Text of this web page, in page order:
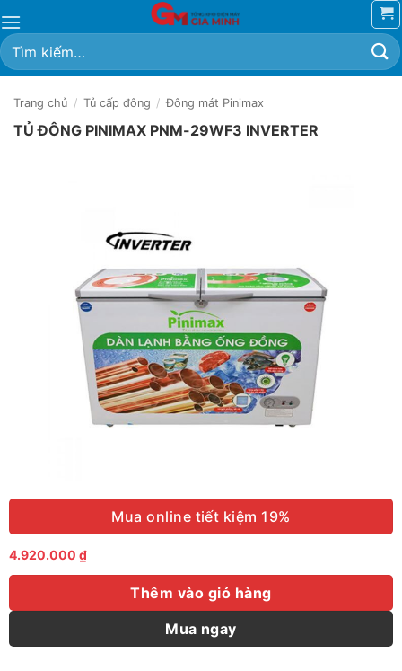
qua
nội
dung
Tìm
kiếm:
Trang chủ / Tủ cấp đông / Đông mát Pinimax
TỦ ĐÔNG PINIMAX PNM-29WF3 INVERTER
Mua online tiết kiệm 19%
4.920.000 ₫
Thêm vào giỏ hàng
Mua ngay